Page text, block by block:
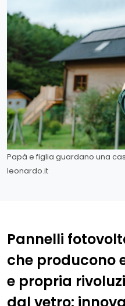
Papà e figlia guardano una
leonardo.it
Pannelli
che producono
e propria
dal vetro: